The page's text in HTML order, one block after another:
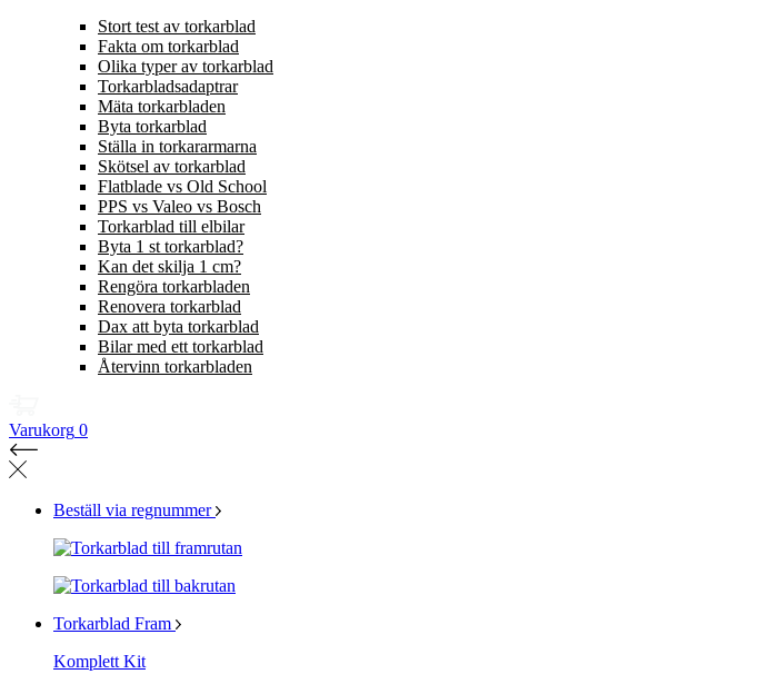
Stort test av torkarblad
Fakta om torkarblad
Olika typer av torkarblad
Torkarbladsadaptrar
Mäta torkarbladen
Byta torkarblad
Ställa in torkararmarna
Skötsel av torkarblad
Flatblade vs Old School
PPS vs Valeo vs Bosch
Torkarblad till elbilar
Byta 1 st torkarblad?
Kan det skilja 1 cm?
Rengöra torkarbladen
Renovera torkarblad
Dax att byta torkarblad
Bilar med ett torkarblad
Återvinn torkarbladen
Varukorg 0
Beställ via regnummer
Torkarblad Fram
Komplett Kit